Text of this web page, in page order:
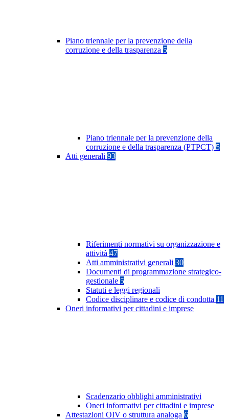
Piano triennale per la prevenzione della
corruzione e della trasparenza 5
Piano triennale per la prevenzione della
corruzione e della trasparenza (PTPCT) 5
Atti generali 93
Riferimenti normativi su organizzazione e
attività 47
Atti amministrativi generali 30
Documenti di programmazione strategico-
gestionale 5
Statuti e leggi regionali
Codice disciplinare e codice di condotta 11
Oneri informativi per cittadini e imprese
Scadenzario obblighi amministrativi
Oneri informativi per cittadini e imprese
Attestazioni OIV o struttura analoga 6